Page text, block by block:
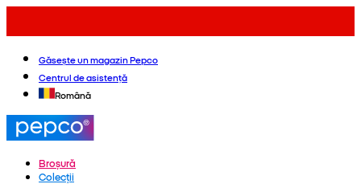
Găsește un magazin Pepco
Centrul de asistență
Română
Broșură
Colecții